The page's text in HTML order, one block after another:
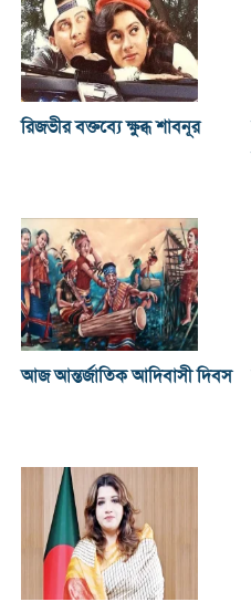
রিজভীর বক্তব্যে ক্ষুব্ধ শাবনূর
আজ আন্তর্জাতিক আদিবাসী দিবস